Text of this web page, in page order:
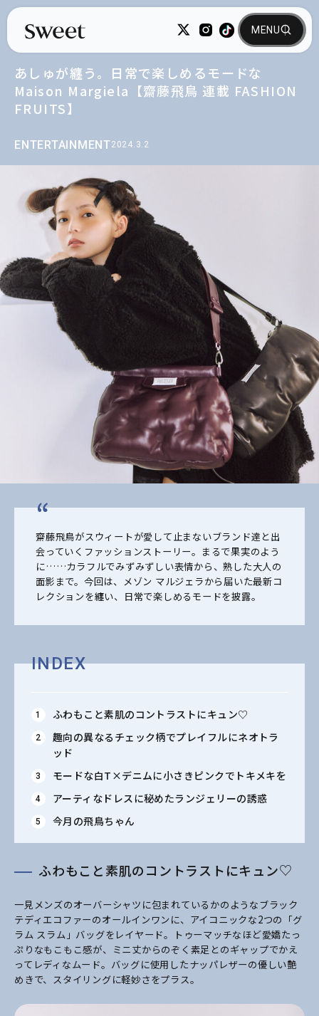
ENTERTAINMENT2024.3.2
あしゅが纏う。日常で楽しめるモードな
Maison Margiela【齋藤飛鳥 連載 FASHION
FRUITS】
齋藤飛鳥がスウィートが愛して止まないブランド達と出
会っていくファッションストーリー。まるで果実のよう
に……カラフルでみずみずしい表情から、熟した大人の
面影まで。今回は、メゾン マルジェラから届いた最新コ
レクションを纏い、日常で楽しめるモードを披露。
INDEX
ふわもこと素肌のコントラストにキュン♡
趣向の異なるチェック柄でプレイフルにネオトラ
ッド
モードな白T×デニムに小さきピンクでトキメキを
アーティなドレスに秘めたランジェリーの誘惑
今月の飛鳥ちゃん
ふわもこと素肌のコントラストにキュン♡
一見メンズのオーバーシャツに包まれているかのようなブラック
テディエコファーのオールインワンに、アイコニックな2つの「グ
ラム スラム」バッグをレイヤード。トゥーマッチなほど愛嬌たっ
ぷりなもこもこ感が、ミニ丈からのぞく素足とのギャップでかえ
ってレディなムード。バッグに使用したナッパレザーの優しい艶
めきで、スタイリングに軽妙さをプラス。